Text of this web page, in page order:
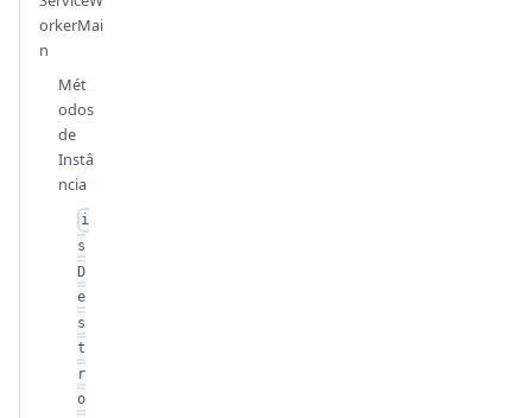
orkerMai
n
Mét
odos
de
Instâ
ncia
i
s
D
e
s
t
r
o